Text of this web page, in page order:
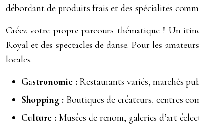
débordant de produits frais et des spécialités
Créez votre propre parcours thématique ! Un
Royal et des spectacles de danse. Pour les
locales.
Gastronomie : Restaurants variés, marchés
Shopping : Boutiques de créateurs, centres
Culture : Musées de renom, galeries d’art